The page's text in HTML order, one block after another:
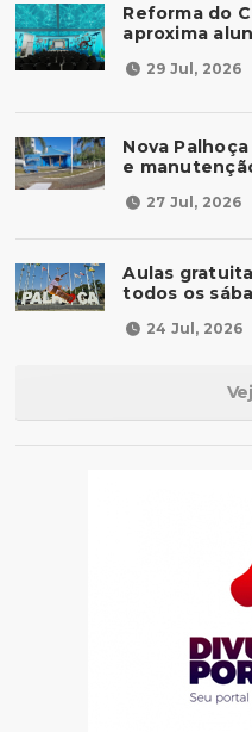
Reforma do
aproxima
29 Jul, 2026
Nova
e
27 Jul, 2026
Aulas
todos os
24 Jul, 2026